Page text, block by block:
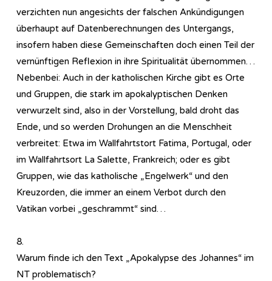
verzichten nun angesichts der falschen Ankündigungen
überhaupt auf Datenberechnungen des Untergangs,
insofern haben diese Gemeinschaften doch einen Teil der
vernünftigen Reflexion in ihre Spiritualität übernommen…
Nebenbei: Auch in der katholischen Kirche gibt es Orte
und Gruppen, die stark im apokalyptischen Denken
verwurzelt sind, also in der Vorstellung, bald droht das
Ende, und so werden Drohungen an die Menschheit
verbreitet: Etwa im Wallfahrtstort Fatima, Portugal, oder
im Wallfahrtsort La Salette, Frankreich; oder es gibt
Gruppen, wie das katholische „Engelwerk“ und den
Kreuzorden, die immer an einem Verbot durch den
Vatikan vorbei „geschrammt“ sind…
8.
Warum finde ich den Text „Apokalypse des Johannes“ im
NT problematisch?